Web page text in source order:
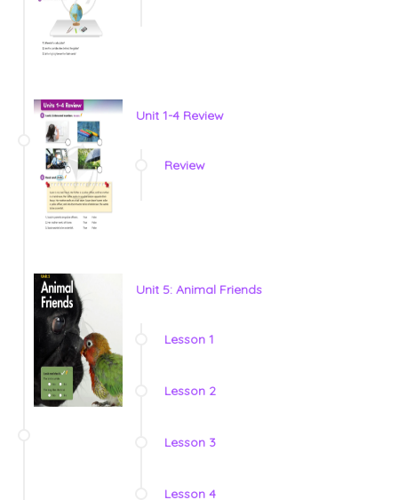
Unit 1-4 Review
Review
Unit 5: Animal Friends
Lesson 1
Lesson 2
Lesson 3
Lesson 4